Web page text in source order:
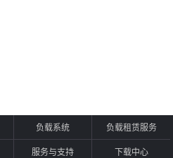
负载系统 负载租赁服务
服务与支持 下载中心